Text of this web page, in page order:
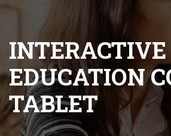
INTERACTIVE
EDUCATION
TABLET